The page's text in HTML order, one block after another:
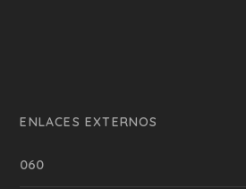
ENLACES EXTERNOS
060